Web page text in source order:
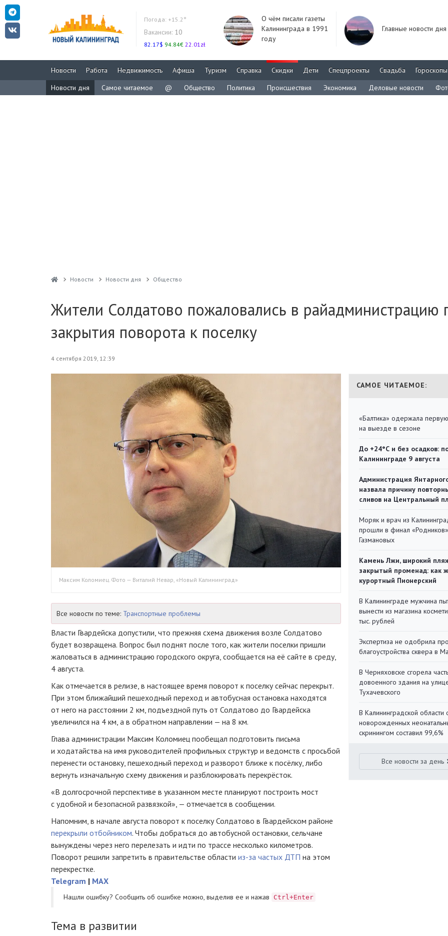
Погода: +15.2°
Вакансии: 10
82.17$ 94.84€ 22.01zł
О чём писали газеты
Калининграда в 1991
году
Главные новости дня
Новости Работа Недвижимость Афиша Туризм Справка Скидки Дети Спецпроекты Свадьба
Гороскопы
Новости дня
Самое читаемое @ Общество Политика Происшествия Экономика Деловые новости
Новости Новости дня Общество
Жители Солдатово пожаловались в райадминистрацию
закрытия поворота к поселку
4 сентября 2019, 12:39
Максим Коломиец. Фото — Виталий Невар, «Новый Калининград»
Все новости по теме: Транспортные проблемы
Власти Гвардейска допустили, что прежняя схема движения возле Солдатово
будет возвращена. Вопрос был поднят после того, как жители поселки пришли
жаловаться в администрацию городского округа, сообщается на её сайте в среду,
4 августа.
Как отмечается в релизе, в настоящее время поворот к поселку сейчас перекрыт.
При этом ближайший пешеходный переход и автобусная остановка находятся
от него на расстоянии 2 км, подъездной путь от Солдатово до Гвардейска
увеличился на 4 км, а в обратном направлении — на 8 км.
Глава администрации Максим Коломиец пообещал подготовить письма
и ходатайства на имя руководителей профильных структур и ведомств с просьбой
перенести остановку, пешеходный переход и разворот ближе к посёлку, либо
вернуть изначальную схему движения и разблокировать перекрёсток.
«В долгосрочной перспективе в указанном месте планируют построить мост
с удобной и безопасной развязкой», — отмечается в сообщении.
Напомним, в начале августа поворот к поселку Солдатово в Гвардейском районе
перекрыли отбойником. Чтобы добраться до автобусной остановки, сельчане
вынуждены через него перелезать и идти по трассе несколько километров.
Поворот решили запретить в правительстве области из-за частых ДТП на этом
перекрестке.
Telegram | MAX
Нашли ошибку? Cообщить об ошибке можно, выделив ее и нажав Ctrl+Enter
Тема в развитии
САМОЕ ЧИТАЕМОЕ:
«Балтика» одержала
на выезде в сезоне
До +24°С и без осадков:
Калининграде 9 августа
Администрация
назвала причину
сливов на Центральный
Моряк и врач из
прошли в финал «Родников»
Газмановых
Камень Лжи, широкий
закрытый променад: как
курортный Пионерский
В Калининграде мужчина
вынести из магазина
тыс. рублей
Экспертиза не одобрила
благоустройства сквера в
В Черняховске сгорела
довоенного здания на
Тухачевского
В Калининградской области
новорожденных
скринингом составил 99,6%
Все новости за день